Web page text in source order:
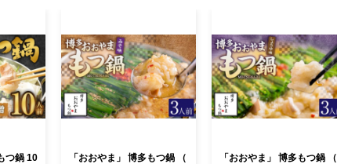
つ鍋 10
「おおやま」 博多もつ鍋 （
「おおやま」 博多もつ鍋 （